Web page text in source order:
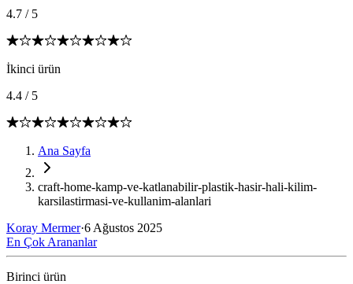
4.7 / 5
İkinci ürün
4.4 / 5
Ana Sayfa
craft-home-kamp-ve-katlanabilir-plastik-hasir-hali-kilim-
karsilastirmasi-ve-kullanim-alanlari
Koray Mermer·6 Ağustos 2025
En Çok Arananlar
Birinci ürün